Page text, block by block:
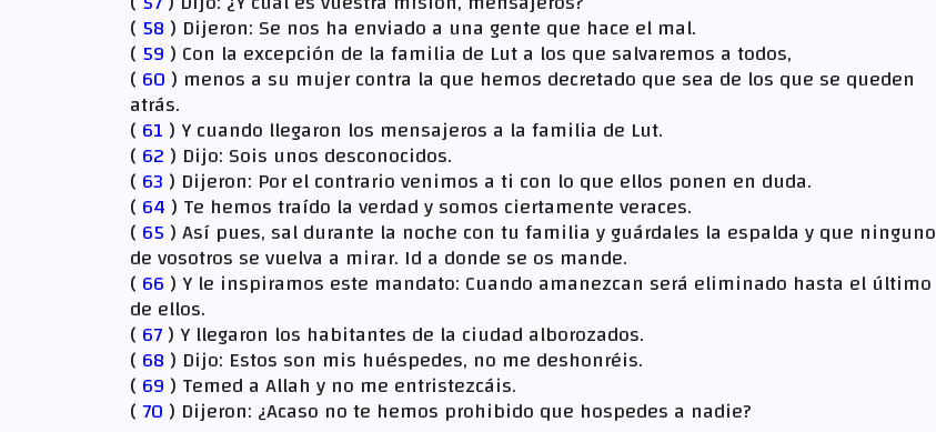
( 58 ) Dijeron: Se nos ha enviado a una gente que hace el mal.
( 59 ) Con la excepción de la familia de Lut a los que salvaremos a todos,
( 60 ) menos a su mujer contra la que hemos decretado que sea de los que se queden
atrás.
( 61 ) Y cuando llegaron los mensajeros a la familia de Lut.
( 62 ) Dijo: Sois unos desconocidos.
( 63 ) Dijeron: Por el contrario venimos a ti con lo que ellos ponen en duda.
( 64 ) Te hemos traído la verdad y somos ciertamente veraces.
( 65 ) Así pues, sal durante la noche con tu familia y guárdales la espalda y que ninguno
de vosotros se vuelva a mirar. Id a donde se os mande.
( 66 ) Y le inspiramos este mandato: Cuando amanezcan será eliminado hasta el último
de ellos.
( 67) Y llegaron los habitantes de la ciudad alborozados.
( 68 ) Dijo: Estos son mis huéspedes, no me deshonréis.
( 69 ) Temed a Allah y no me entristezcáis.
(70 ) Dijeron: ¿Acaso no te hemos prohibido que hospedes a nadie?